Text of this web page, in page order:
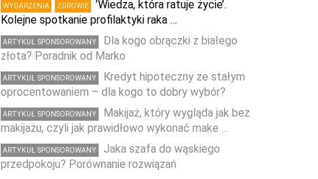
WYDARZENIA ZDROWIE
’Wiedza, która ratuje życie’.
Kolejne spotkanie profilaktyki raka …
ARTYKUŁ SPONSOROWANY
Dla kogo obrączki z białego
złota? Poradnik od Marko
ARTYKUŁ SPONSOROWANY
Kredyt hipoteczny ze stałym
oprocentowaniem – dla kogo to dobry wybór?
ARTYKUŁ SPONSOROWANY
Makijaż, który wygląda jak bez
makijażu, czyli jak prawidłowo wykonać make …
ARTYKUŁ SPONSOROWANY
Jaka szafa do wąskiego
przedpokoju? Porównanie rozwiązań